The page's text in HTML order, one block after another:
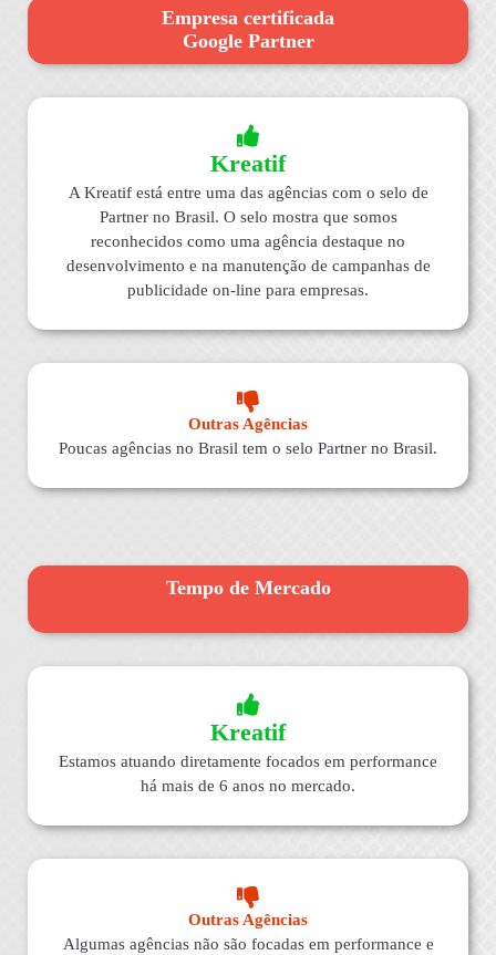
Empresa certificada
Google Partner
Kreatif
A Kreatif está entre uma das agências com o selo de
Partner no Brasil. O selo mostra que somos
reconhecidos como uma agência destaque no
desenvolvimento e na manutenção de campanhas de
publicidade on-line para empresas.
Outras Agências
Poucas agências no Brasil tem o selo Partner no Brasil.
Tempo de Mercado
Kreatif
Estamos atuando diretamente focados em performance
há mais de 6 anos no mercado.
Outras Agências
Algumas agências não são focadas em performance e